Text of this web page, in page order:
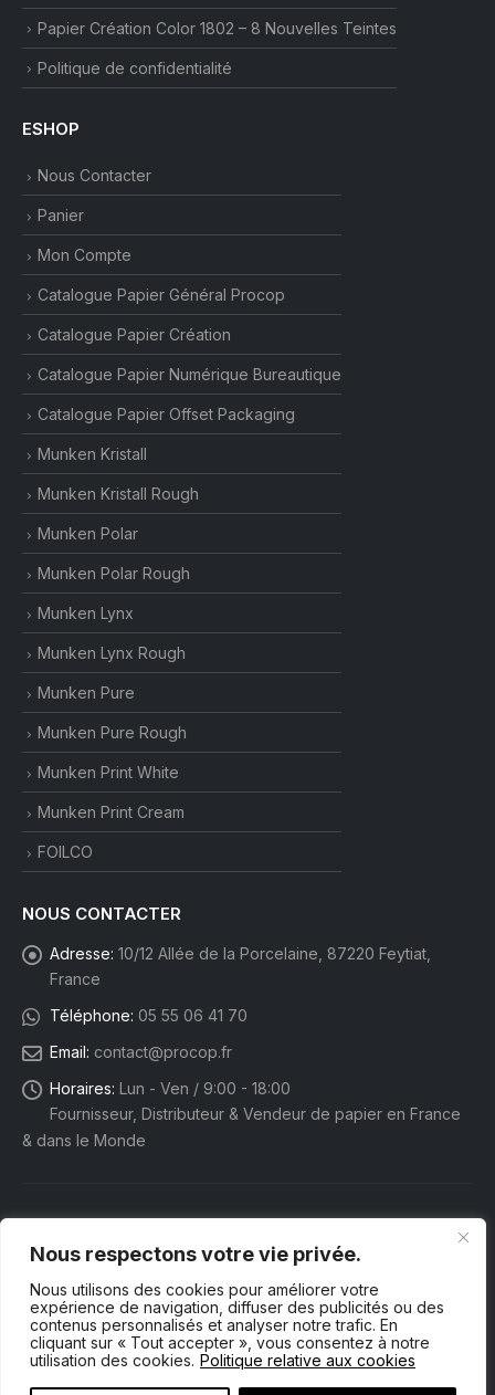
Nous respectons votre vie privée.
Nous utilisons des cookies pour améliorer votre
expérience de navigation, diffuser des publicités ou des
contenus personnalisés et analyser notre trafic. En
cliquant sur « Tout accepter », vous consentez à notre
utilisation des cookies. Politique relative aux cookies
Papier Création Color 1802 – 8 Nouvelles Teintes
Politique de confidentialité
ESHOP
Nous Contacter
Panier
Mon Compte
Catalogue Papier Général Procop
Catalogue Papier Création
Catalogue Papier Numérique Bureautique
Catalogue Papier Offset Packaging
Munken Kristall
Munken Kristall Rough
Munken Polar
Munken Polar Rough
Munken Lynx
Munken Lynx Rough
Munken Pure
Munken Pure Rough
Munken Print White
Munken Print Cream
FOILCO
NOUS CONTACTER
Adresse: 10/12 Allée de la Porcelaine, 87220 Feytiat,
France
Téléphone: 05 55 06 41 70
Email: contact@procop.fr
Horaires: Lun - Ven / 9:00 - 18:00
Fournisseur, Distributeur & Vendeur de papier en France
& dans le Monde
Procop eShop. © 2025 Tous droits réservés.